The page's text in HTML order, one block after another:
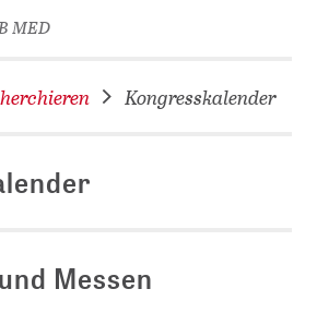
MED
Kongresskalender
Messen